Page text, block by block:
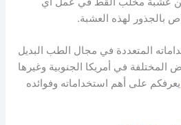
بالجذور لهذه العشبة.
المتعددة في مجال الطب البديل
المختلفة في أمريكا الجنوبية وغيرها
يعرفكم على أهم استخداماته وفوائده